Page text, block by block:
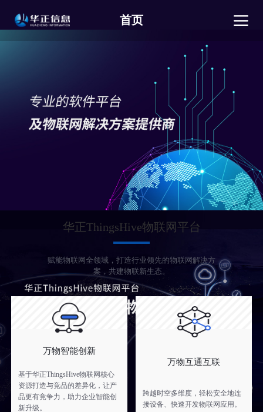
首页
华正ThingsHive物联网平台
赋能物联网全领域，打造行业领先的物联网解决方
案，共建物联新生态。
万物智能创新
基于华正ThingsHive物联网核心
资源打造与竞品的差异化，让产
品更有竞争力，助力企业智能创
新升级。
万物互通互联
跨越时空多维度，轻松安全地连
接设备、快速开发物联网应用。